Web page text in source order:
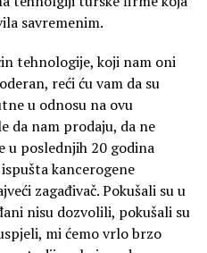
savremenim.
tehnologije, koji nam oni
reći ću vam da su
u odnosu na ovu
da nam prodaju, da ne
u poslednjih 20 godina
kancerogene
zagađivač. Pokušali su u
nisu dozvolili, pokušali su
mi ćemo vrlo brzo